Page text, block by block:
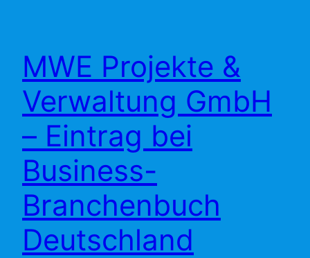
MWE Projekte &
Verwaltung GmbH
– Eintrag bei
Business-
Branchenbuch
Deutschland